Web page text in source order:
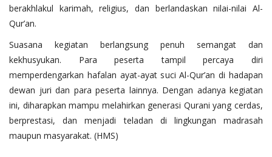
berakhlakul karimah, religius, dan berlandaskan nilai-nilai Al-
Qur’an.
Suasana kegiatan berlangsung penuh semangat dan
kekhusyukan. Para peserta tampil percaya diri
memperdengarkan hafalan ayat-ayat suci Al-Qur’an di hadapan
dewan juri dan para peserta lainnya. Dengan adanya kegiatan
ini, diharapkan mampu melahirkan generasi Qurani yang cerdas,
berprestasi, dan menjadi teladan di lingkungan madrasah
maupun masyarakat. (HMS)